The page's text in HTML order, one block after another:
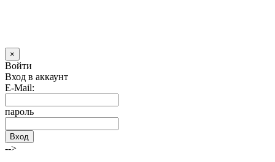
×
Войти
Вход в аккаунт
E-Mail:
пароль
Вход
-->